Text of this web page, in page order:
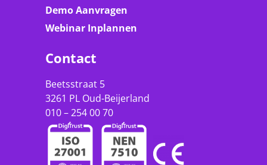
Demo Aanvragen
Webinar Inplannen
Contact
Beetsstraat 5
3261 PL Oud-Beijerland
010 – 254 00 70